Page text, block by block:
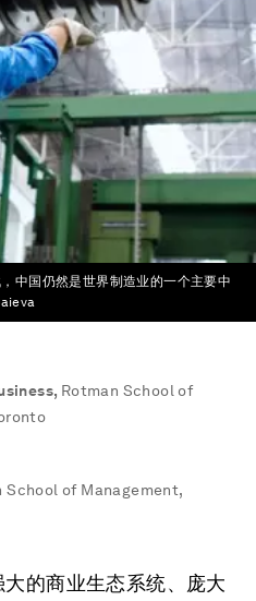
中国仍然是世界制造业的一个主要中
, Rotman School of
School of Management,
的商业生态系统、庞大